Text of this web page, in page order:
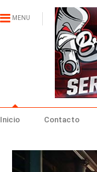
MENU
Inicio Contacto